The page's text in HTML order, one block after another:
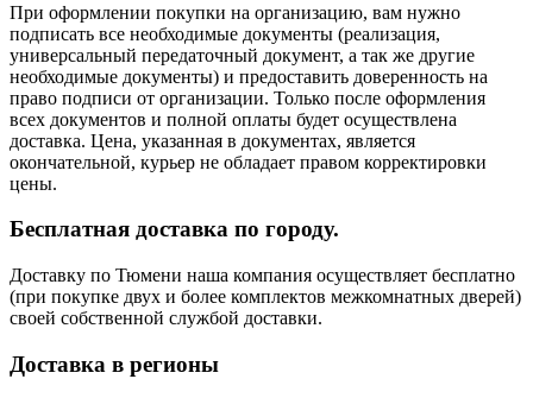
При оформлении покупки на организацию, вам нужно
подписать все необходимые документы (реализация,
универсальный передаточный документ, а так же другие
необходимые документы) и предоставить доверенность на
право подписи от организации. Только после оформления
всех документов и полной оплаты будет осуществлена
доставка. Цена, указанная в документах, является
окончательной, курьер не обладает правом корректировки
цены.
Бесплатная доставка по городу.
Доставку по Тюмени наша компания осуществляет бесплатно
(при покупке двух и более комплектов межкомнатных дверей)
своей собственной службой доставки.
Доставка в регионы